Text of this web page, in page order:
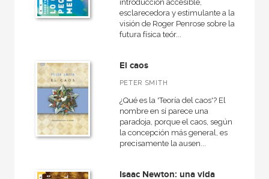
introducción accesible,
esclarecedora y estimulante a la
visión de Roger Penrose sobre la
futura física teór...
El caos
PETER SMITH
¿Qué es la 'Teoría del caos'? El
nombre en sí parece una
paradoja, porque el caos, según
la concepción más general, es
precisamente la ausen...
Isaac Newton: una vida